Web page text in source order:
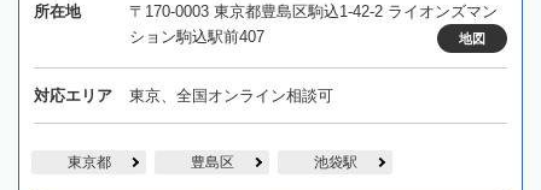
所在地
〒170-0003 東京都豊島区駒込1-42-2 ライオンズマン
ション駒込駅前407
地図
対応エリア 東京、全国オンライン相談可
東京都 豊島区 池袋駅